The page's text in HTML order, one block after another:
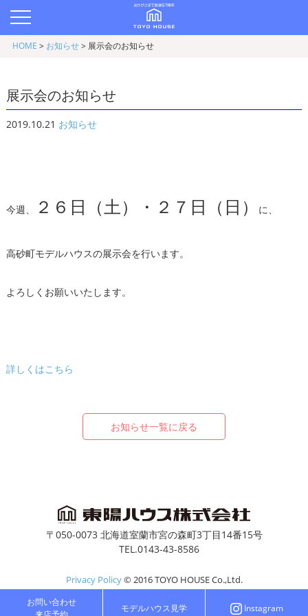
HOME > お知らせ> 展示会のお知らせ
展示会のお知らせ
2019.10.21 お知らせ
今週、 ２６日（土）・２７日（日） に、
高砂町モデルハウスの展示会を行います。
よろしくお願いいたします。
詳しくはこちら
お知らせ一覧に戻る
〒050-0073 北海道室蘭市宮の森町3丁目14番15号
TEL.0143-43-8586
Privacy Policy© 2016 TOYO HOUSE Co.,Ltd.
お問い合わせ
モデルハウス見学 Instagram